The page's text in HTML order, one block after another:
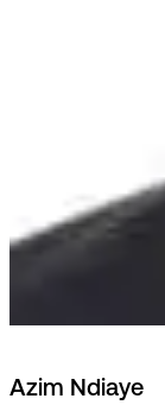
Azim Ndiaye